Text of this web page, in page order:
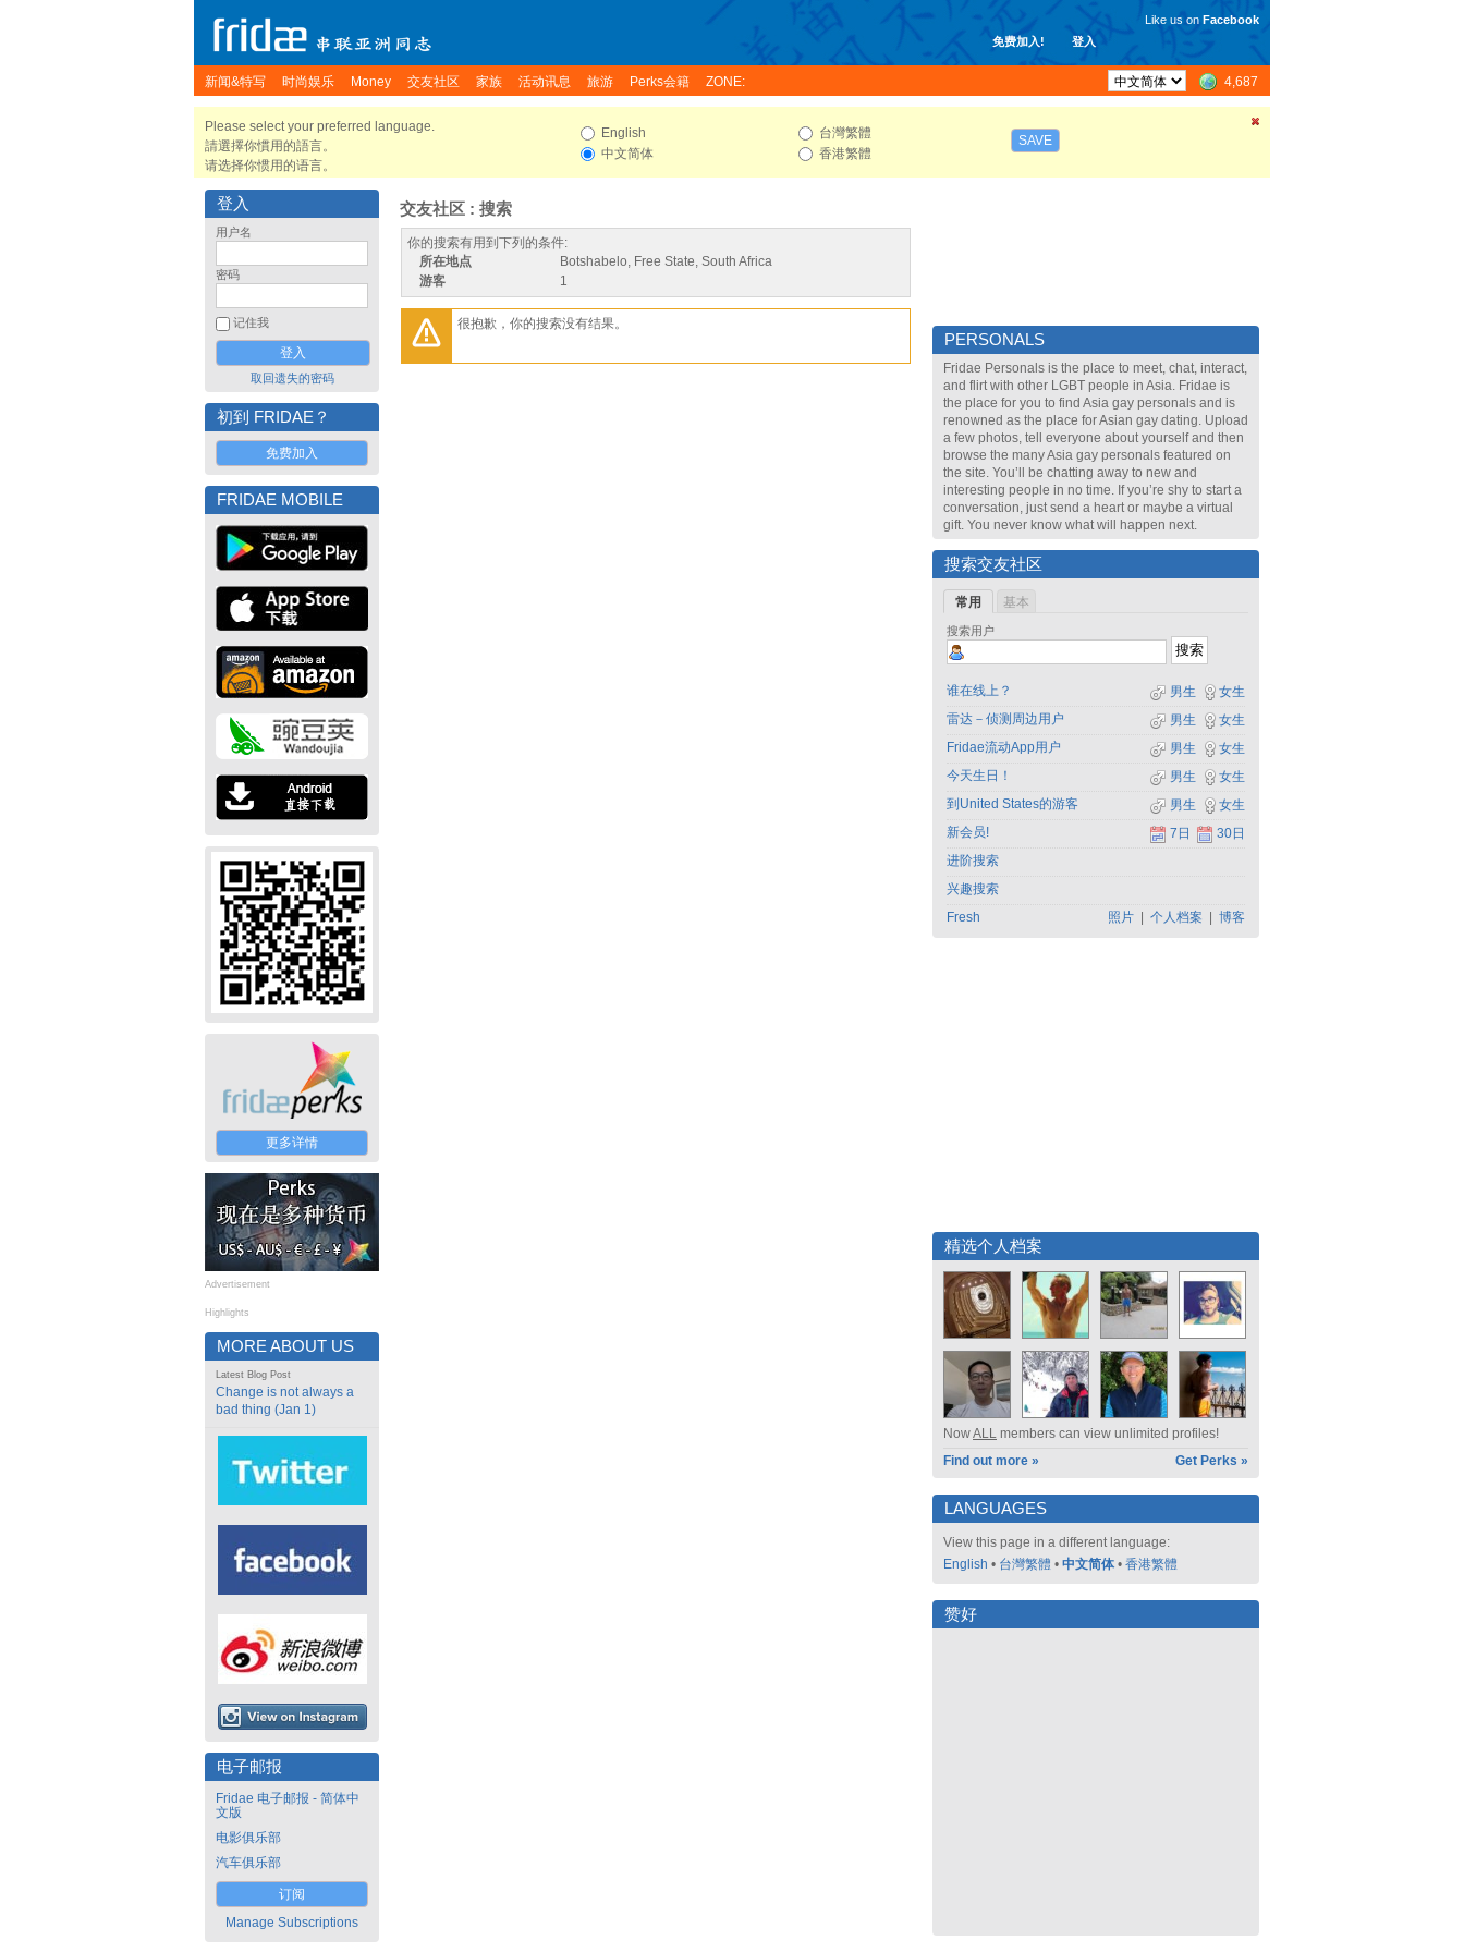
免费加入! 登入
Like us on Facebook
新闻&特写 时尚娱乐 Money 交友社区 家族 活动讯息 旅游 Perks会籍 ZONE: 4,687
Please select your preferred language.
請選擇你慣用的語言。
请选择你惯用的语言。
English
中文简体
台灣繁體
香港繁體
SAVE
登入
用户名
密码
记住我
取回遗失的密码
初到 FRIDAE？
免费加入
FRIDAE MOBILE
更多详情
Advertisement
Highlights
MORE ABOUT US
Latest Blog Post
Change is not always a
bad thing (Jan 1)
电子邮报
Fridae 电子邮报 - 简体中
文版
电影俱乐部
汽车俱乐部
订阅
Manage Subscriptions
交友社区 : 搜索
你的搜索有用到下列的条件:
所在地点
Botshabelo, Free State, South Africa
游客
1
很抱歉，你的搜索没有结果。
PERSONALS
Fridae Personals is the place to meet, chat, interact,
and flirt with other LGBT people in Asia. Fridae is
the place for you to find Asia gay personals and is
renowned as the place for Asian gay dating. Upload
a few photos, tell everyone about yourself and then
browse the many Asia gay personals featured on
the site. You’ll be chatting away to new and
interesting people in no time. If you’re shy to start a
conversation, just send a heart or maybe a virtual
gift. You never know what will happen next.
搜索交友社区
常用 基本
搜索用户
谁在线上？ 女生
男生
雷达－侦测周边用户
女生
男生
Fridae流动App用户
女生
男生
今天生日！
女生
男生
到United States的游客
女生
男生
新会员!
30日
7日
进阶搜索
兴趣搜索
Fresh
照片 个人档案 博客
精选个人档案
NowALL members can view unlimited profiles!
Find out more »
Get Perks »
LANGUAGES
View this page in a different language:
English • 台灣繁體 • 中文简体 • 香港繁體
赞好